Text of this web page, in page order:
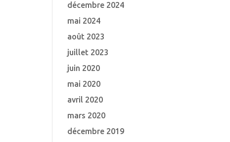
décembre 2024
mai 2024
août 2023
juillet 2023
juin 2020
mai 2020
avril 2020
mars 2020
décembre 2019